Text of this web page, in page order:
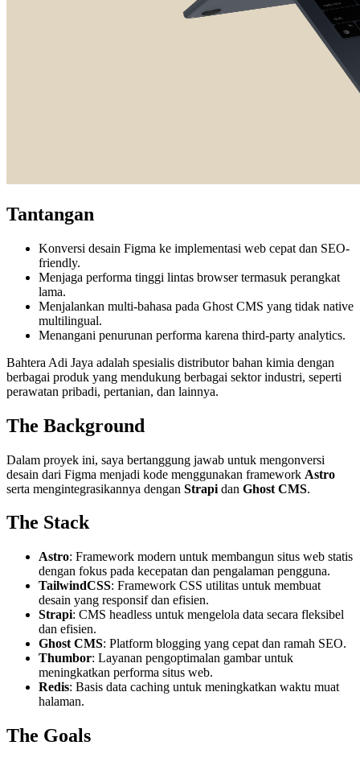
Tantangan
Konversi desain Figma ke implementasi web cepat dan SEO-
friendly.
Menjaga performa tinggi lintas browser termasuk perangkat
lama.
Menjalankan multi-bahasa pada Ghost CMS yang tidak native
multilingual.
Menangani penurunan performa karena third-party analytics.
Bahtera Adi Jaya adalah spesialis distributor bahan kimia dengan
berbagai produk yang mendukung berbagai sektor industri, seperti
perawatan pribadi, pertanian, dan lainnya.
The Background
Dalam proyek ini, saya bertanggung jawab untuk mengonversi
desain dari Figma menjadi kode menggunakan framework Astro
serta mengintegrasikannya dengan Strapi dan Ghost CMS.
The Stack
Astro: Framework modern untuk membangun situs web statis
dengan fokus pada kecepatan dan pengalaman pengguna.
TailwindCSS: Framework CSS utilitas untuk membuat
desain yang responsif dan efisien.
Strapi: CMS headless untuk mengelola data secara fleksibel
dan efisien.
Ghost CMS: Platform blogging yang cepat dan ramah SEO.
Thumbor: Layanan pengoptimalan gambar untuk
meningkatkan performa situs web.
Redis: Basis data caching untuk meningkatkan waktu muat
halaman.
The Goals